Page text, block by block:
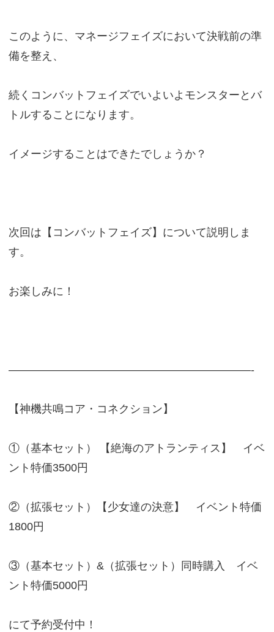
このように、マネージフェイズにおいて決戦前の準
備を整え、
続くコンバットフェイズでいよいよモンスターとバ
トルすることになります。
イメージすることはできたでしょうか？
次回は【コンバットフェイズ】について説明しま
す。
お楽しみに！
——————————————————————-
【神機共鳴コア・コネクション】
①（基本セット） 【絶海のアトランティス】 イベ
ント特価3500円
②（拡張セット）【少女達の決意】 イベント特価
1800円
③（基本セット）&（拡張セット）同時購入 イベ
ント特価5000円
にて予約受付中！